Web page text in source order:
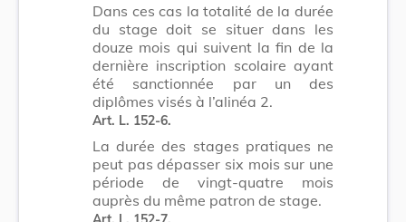
Dans ces cas la totalité de la durée
du stage doit se situer dans les
douze mois qui suivent la fin de la
dernière inscription scolaire ayant
été sanctionnée par un des
diplômes visés à l’alinéa 2.
Art. L. 152-6.
La durée des stages pratiques ne
peut pas dépasser six mois sur une
période de vingt-quatre mois
auprès du même patron de stage.